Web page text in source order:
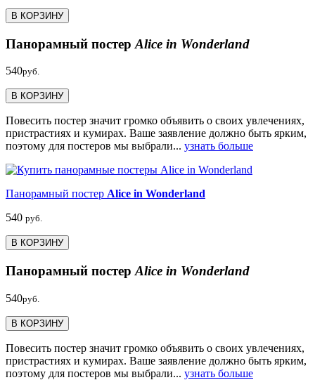
В КОРЗИНУ
Панорамный постер Alice in Wonderland
540руб.
В КОРЗИНУ
Повесить постер значит громко объявить о своих увлечениях,
пристрастиях и кумирах. Ваше заявление должно быть ярким,
поэтому для постеров мы выбрали... узнать больше
Панорамный постер Alice in Wonderland
540 руб.
В КОРЗИНУ
Панорамный постер Alice in Wonderland
540руб.
В КОРЗИНУ
Повесить постер значит громко объявить о своих увлечениях,
пристрастиях и кумирах. Ваше заявление должно быть ярким,
поэтому для постеров мы выбрали... узнать больше